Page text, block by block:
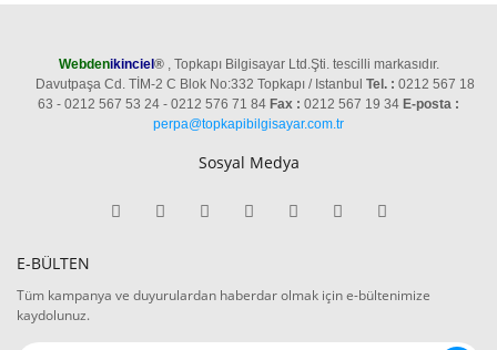
Webdenikinciel®, Topkapı Bilgisayar Ltd.Şti. tescilli markasıdır.
Davutpaşa Cd. TİM-2 C Blok No:332 Topkapı / Istanbul Tel. : 0212 567 18
63 - 0212 567 53 24 - 0212 576 71 84 Fax : 0212 567 19 34 E-posta :
perpa@topkapibilgisayar.com.tr
Sosyal Medya
E-BÜLTEN
Tüm kampanya ve duyurulardan haberdar olmak için e-bültenimize
kaydolunuz.